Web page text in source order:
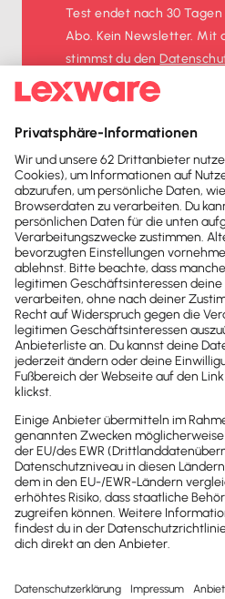
Test endet nach 30
Abo. Kein Newsletter. Mit
stimmst du den
und denAGBzu.
Sofort50%
Newsletter
Brandheiße
News direkt in
dein Postfach
wichtige News zu
Gesetzesänderungen,
hilfreiche Praxis-Tipps und
kostenlose Tools für
Unternehmen erhalten?
Dann abonniere unseren